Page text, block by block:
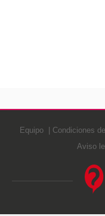
Equipo Condiciones
Aviso